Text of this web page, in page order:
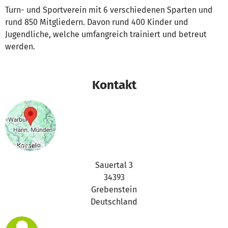
Turn- und Sportverein mit 6 verschiedenen Sparten und
rund 850 Mitgliedern. Davon rund 400 Kinder und
Jugendliche, welche umfangreich trainiert und betreut
werden.
Kontakt
Sauertal 3
34393
Grebenstein
Deutschland